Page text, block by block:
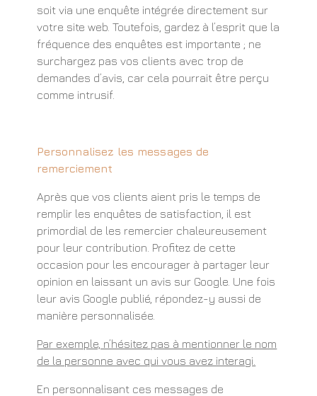
soit via une enquête intégrée directement sur
votre site web. Toutefois, gardez à l’esprit que la
fréquence des enquêtes est importante ; ne
surchargez pas vos clients avec trop de
demandes d’avis, car cela pourrait être perçu
comme intrusif.
Personnalisez les messages de
remerciement
Après que vos clients aient pris le temps de
remplir les enquêtes de satisfaction, il est
primordial de les remercier chaleureusement
pour leur contribution. Profitez de cette
occasion pour les encourager à partager leur
opinion en laissant un avis sur Google. Une fois
leur avis Google publié, répondez-y aussi de
manière personnalisée.
Par exemple, n’hésitez pas à mentionner le nom
de la personne avec qui vous avez interagi.
En personnalisant ces messages de